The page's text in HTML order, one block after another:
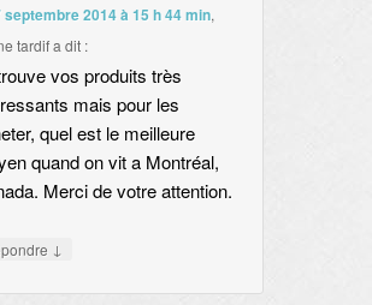
septembre 2014 à 15 h 44 min,
tardifa dit :
vos produits très
mais pour les
quel est le meilleure
quand on vit a Montréal,
Merci de votre attention.
↓